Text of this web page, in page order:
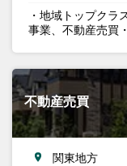
・地域トップクラ
事業、不動産売買
不動産売買
関東地方